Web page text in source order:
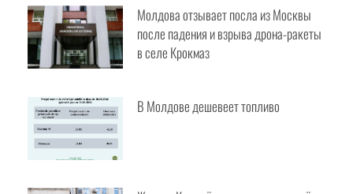
Молдова отзывает посла из Москвы
после падения и взрыва дрона-
ракеты в селе Крокмаз
В Молдове дешевеет топливо